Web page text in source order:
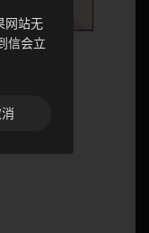
网站无
信会立